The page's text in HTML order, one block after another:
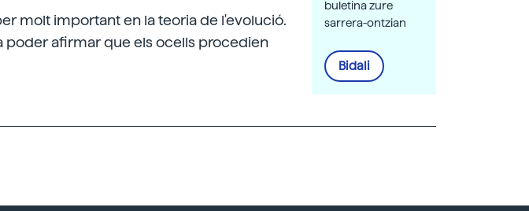
molt important en la teoria de l'evolució.
poder afirmar que els ocells procedien
buletina zure
sarrera-ontzian
Bidali